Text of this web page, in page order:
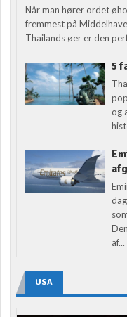
Når man hører ordet
fremmest på
Thailands øer er den
5
og
af...
USA